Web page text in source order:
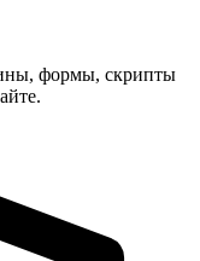
формы, скрипты